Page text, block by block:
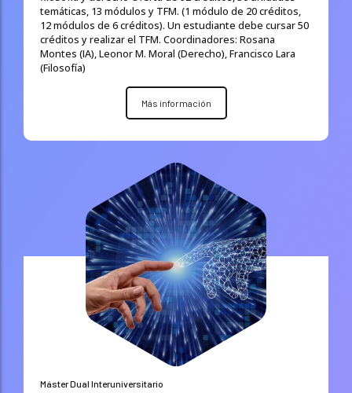
temáticas, 13 módulos y TFM. (1 módulo de 20 créditos,
12 módulos de 6 créditos). Un estudiante debe cursar 50
créditos y realizar el TFM. Coordinadores: Rosana
Montes (IA), Leonor M. Moral (Derecho), Francisco Lara
(Filosofía)
Más información
Máster Dual Interuniversitario